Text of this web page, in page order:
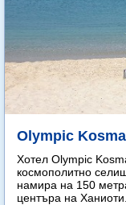
Olympic Kosma
Хотел Olympic
космополитно
намира на 150
центъра на Ханиоти.